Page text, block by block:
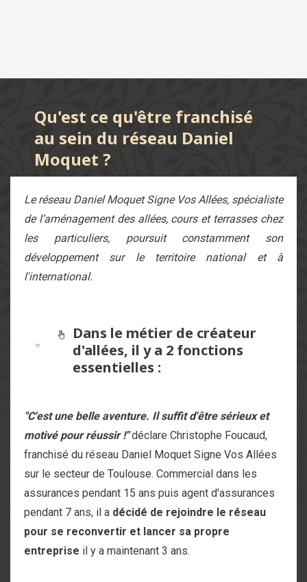
Qu'est ce qu'être franchisé
au sein du réseau Daniel
Moquet ?
Le réseau Daniel Moquet Signe Vos Allées, spécialiste
de l’aménagement des allées, cours et terrasses chez
les particuliers, poursuit constamment son
développement sur le territoire national et à
l'international.
Dans le métier de créateur
d'allées, il y a 2 fonctions
essentielles :
"C'est une belle aventure. Il suffit d'être sérieux et
motivé pour réussir !"déclare Christophe Foucaud,
franchisé du réseau Daniel Moquet Signe Vos Allées
sur le secteur de Toulouse. Commercial dans les
assurances pendant 15 ans puis agent d'assurances
pendant 7 ans, il a décidé de rejoindre le réseau
pour se reconvertir et lancer sa propre
entreprise il y a maintenant 3 ans.